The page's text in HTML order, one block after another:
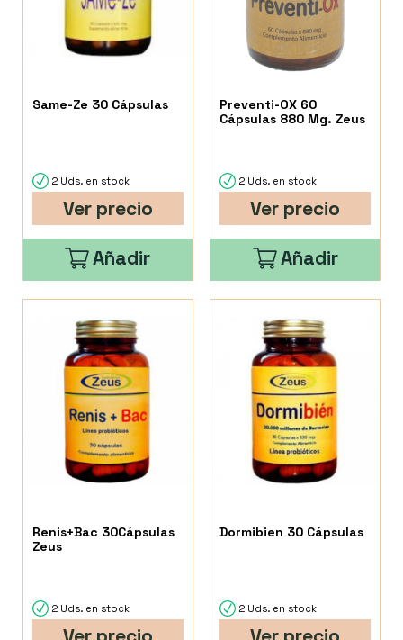
Same-Ze 30 Cápsulas
2 Uds. en stock
Ver precio
Añadir
Preventi-OX 60
Cápsulas 880 Mg. Zeus
2 Uds. en stock
Ver precio
Añadir
Renis+Bac 30Cápsulas
Zeus
2 Uds. en stock
Dormibien 30 Cápsulas
2 Uds. en stock